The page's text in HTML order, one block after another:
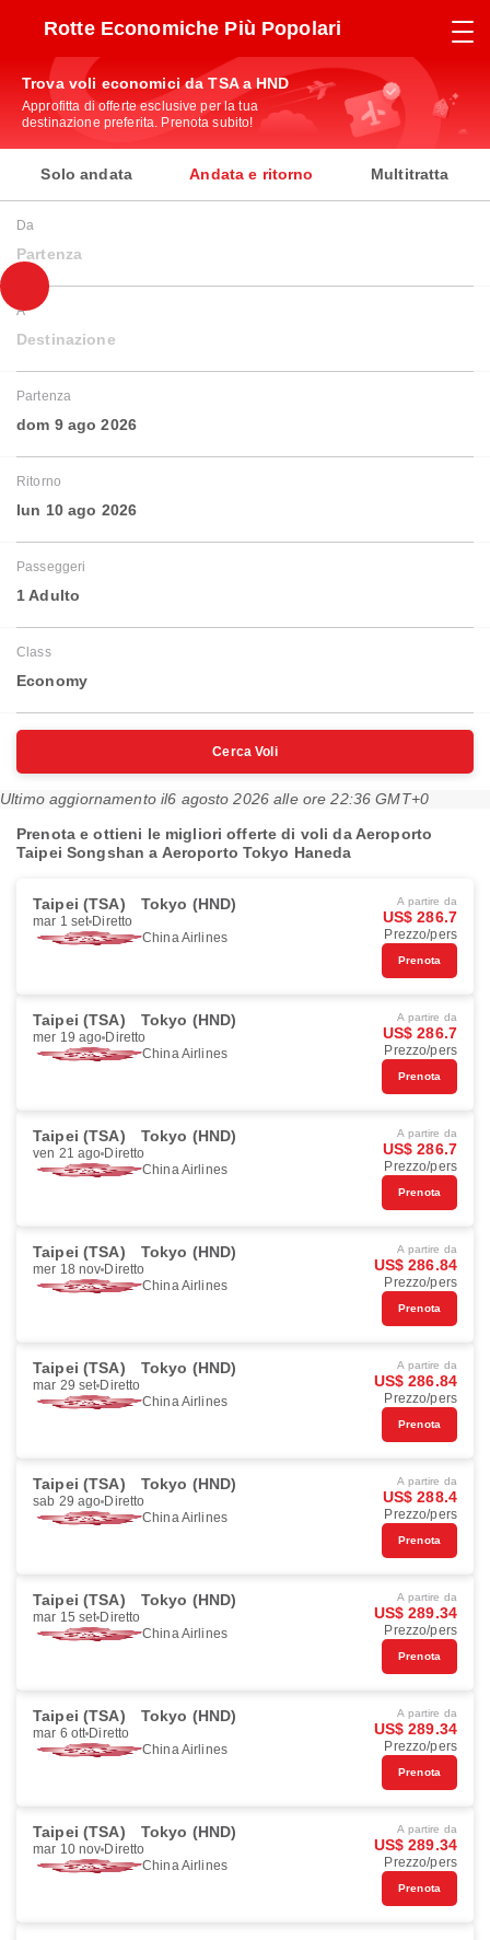
Rotte Economiche Più Popolari
Trova voli economici da TSA a HND
Approfitta di offerte esclusive per la tua
destinazione preferita. Prenota subito!
Solo andata Andata e ritorno Multitratta
Da
Partenza
A
Destinazione
Partenza
dom 9 ago 2026
Ritorno
lun 10 ago 2026
Passeggeri
1 Adulto
Class
Economy
Cerca Voli
Ultimo aggiornamento il6 agosto 2026 alle ore 22:36 GMT+0
Prenota e ottieni le migliori offerte di voli da Aeroporto
Taipei Songshan a Aeroporto Tokyo Haneda
Taipei (TSA) Tokyo (HND)
mar 1 set Diretto
China Airlines
A partire da
US$ 286.7
Prezzo/pers
Prenota
Taipei (TSA) Tokyo (HND)
mer 19 ago Diretto
China Airlines
A partire da
US$ 286.7
Prezzo/pers
Prenota
Taipei (TSA) Tokyo (HND)
ven 21 ago Diretto
China Airlines
A partire da
US$ 286.7
Prezzo/pers
Prenota
Taipei (TSA) Tokyo (HND)
mer 18 nov Diretto
China Airlines
A partire da
US$ 286.84
Prezzo/pers
Prenota
Taipei (TSA) Tokyo (HND)
mar 29 set Diretto
China Airlines
A partire da
US$ 286.84
Prezzo/pers
Prenota
Taipei (TSA) Tokyo (HND)
sab 29 ago Diretto
China Airlines
A partire da
US$ 288.4
Prezzo/pers
Prenota
Taipei (TSA) Tokyo (HND)
mar 15 set Diretto
China Airlines
A partire da
US$ 289.34
Prezzo/pers
Prenota
Taipei (TSA) Tokyo (HND)
mar 6 ott Diretto
China Airlines
A partire da
US$ 289.34
Prezzo/pers
Prenota
Taipei (TSA) Tokyo (HND)
mar 10 nov Diretto
China Airlines
A partire da
US$ 289.34
Prezzo/pers
Prenota